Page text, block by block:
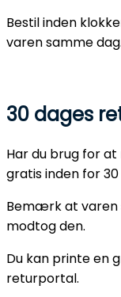
Bestil inden
varen samme dag.
30 dages
Har du brug for
gratis inden for 30
Bemærk at varen
modtog den.
Du kan printe en
returportal.